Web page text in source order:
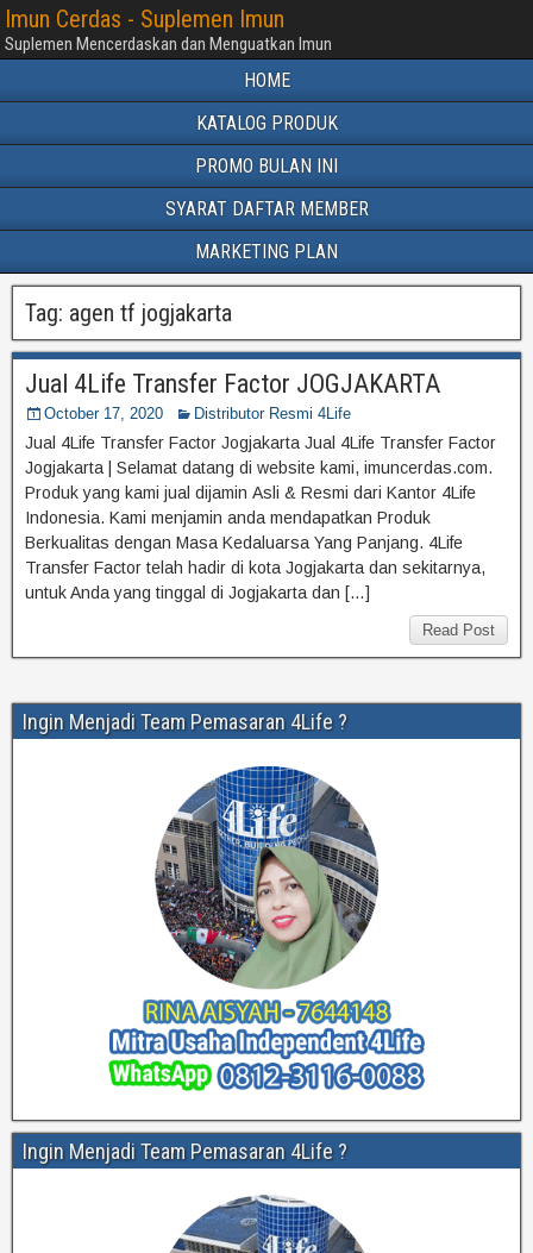
Imun Cerdas - Suplemen Imun
Suplemen Mencerdaskan dan Menguatkan Imun
HOME
KATALOG PRODUK
PROMO BULAN INI
SYARAT DAFTAR MEMBER
MARKETING PLAN
Tag: agen tf jogjakarta
Jual 4Life Transfer Factor JOGJAKARTA
October 17, 2020 Distributor Resmi 4Life
Jual 4Life Transfer Factor Jogjakarta Jual 4Life Transfer Factor
Jogjakarta | Selamat datang di website kami, imuncerdas.com.
Produk yang kami jual dijamin Asli & Resmi dari Kantor 4Life
Indonesia. Kami menjamin anda mendapatkan Produk
Berkualitas dengan Masa Kedaluarsa Yang Panjang. 4Life
Transfer Factor telah hadir di kota Jogjakarta dan sekitarnya,
untuk Anda yang tinggal di Jogjakarta dan […]
Read Post
Ingin Menjadi Team Pemasaran 4Life ?
Ingin Menjadi Team Pemasaran 4Life ?